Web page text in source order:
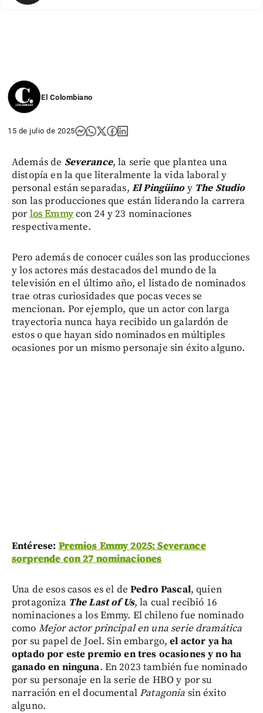
El Colombiano
15 de julio de 2025
Además de Severance, la serie que plantea una
distopía en la que literalmente la vida laboral y
personal están separadas, El Pingüino y The Studio
son las producciones que están liderando la carrera
por los Emmycon 24 y 23 nominaciones
respectivamente.
Pero además de conocer cuáles son las producciones
y los actores más destacados del mundo de la
televisión en el último año, el listado de nominados
trae otras curiosidades que pocas veces se
mencionan. Por ejemplo, que un actor con larga
trayectoria nunca haya recibido un galardón de
estos o que hayan sido nominados en múltiples
ocasiones por un mismo personaje sin éxito alguno.
Entérese: Premios Emmy 2025: Severance
sorprende con 27 nominaciones
Una de esos casos es el dePedro Pascal, quien
protagoniza The Last of Us, la cual recibió 16
nominaciones a los Emmy. El chileno fue nominado
como Mejor actor principal en una serie dramática
por su papel de Joel. Sin embargo,el actor ya ha
optado por este premio en tres ocasiones y no ha
ganado en ninguna. En 2023 también fue nominado
por su personaje en la serie de HBO y por su
narración en el documentalPatagonia sin éxito
alguno.